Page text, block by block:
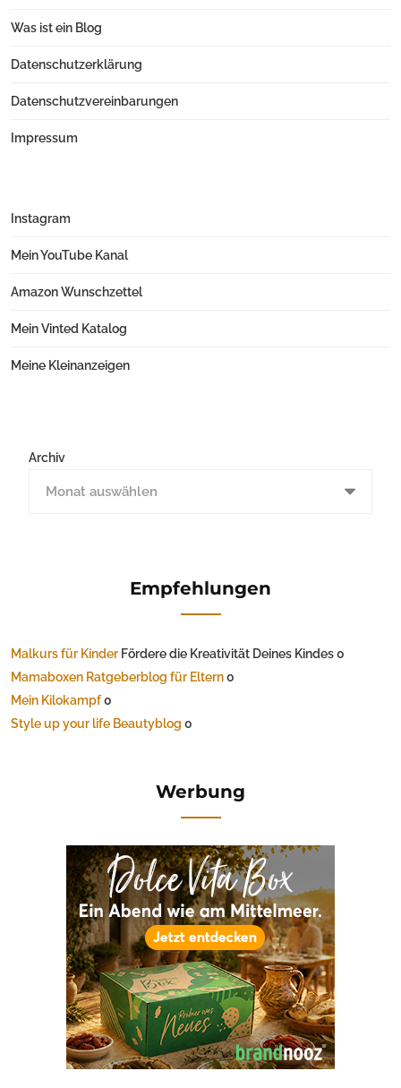
Was ist ein Blog
Datenschutzerklärung
Datenschutzvereinbarungen
Impressum
Instagram
Mein YouTube Kanal
Amazon Wunschzettel
Mein Vinted Katalog
Meine Kleinanzeigen
Archiv
Empfehlungen
Malkurs für Kinder Fördere die Kreativität Deines Kindes 0
Mamaboxen Ratgeberblog für Eltern0
Mein Kilokampf0
Style up your life Beautyblog 0
Werbung